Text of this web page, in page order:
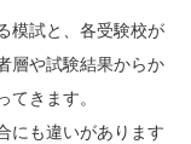
模試と、各受験校が
層や試験結果からか
てきます。
にも違いがあります